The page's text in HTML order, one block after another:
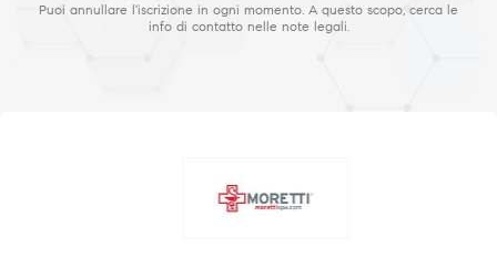
Puoi annullare l'iscrizione in ogni momento. A questo scopo, cerca le
info di contatto nelle note legali.